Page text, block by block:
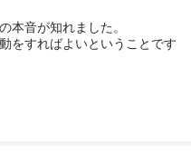
本音が知れました。
をすればよいということです